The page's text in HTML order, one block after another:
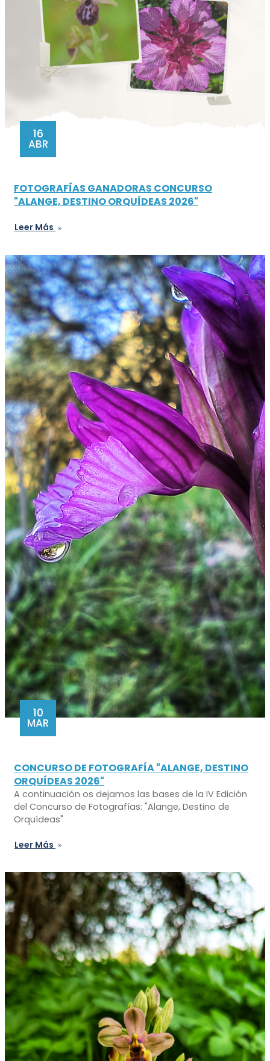
16
ABR
FOTOGRAFÍAS GANADORAS CONCURSO
"ALANGE, DESTINO ORQUÍDEAS 2026"
Leer Más
10
MAR
CONCURSO DE FOTOGRAFÍA "ALANGE, DESTINO
ORQUÍDEAS 2026"
A continuación os dejamos las bases de la IV Edición
del Concurso de Fotografías: "Alange, Destino de
Orquídeas"
Leer Más